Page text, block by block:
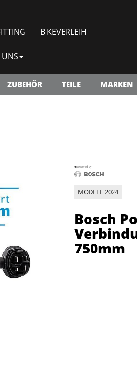
BIKEVERLEIH
UNS
ZUBEHÖR TEILE MARKEN
MODELL 2024
Bosch
750mm